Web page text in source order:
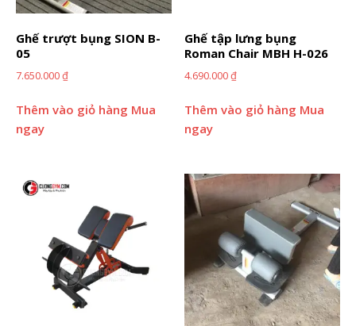
Ghế trượt bụng SION B-
05
7.650.000₫
Thêm vào giỏ hàng Mua
ngay
Ghế tập lưng bụng
Roman Chair MBH H-026
4.690.000₫
Thêm vào giỏ hàng Mua
ngay